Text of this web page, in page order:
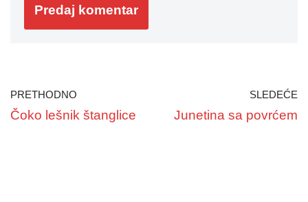
PRETHODNO
Čoko lešnik štanglice
SLEDEĆE
Junetina sa povrćem